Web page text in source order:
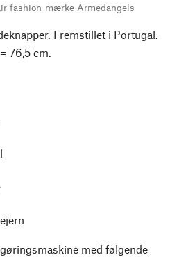
fashion-mærke Armedangels
Fremstillet i Portugal.
76,5 cm.
med følgende